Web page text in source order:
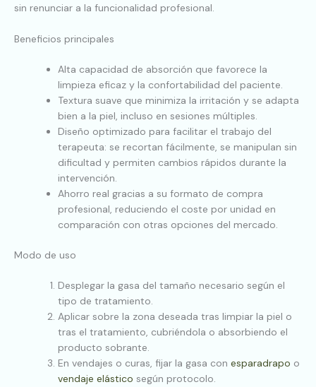
sin renunciar a la funcionalidad profesional.
Beneficios principales
Alta capacidad de absorción que favorece la
limpieza eficaz y la confortabilidad del paciente.
Textura suave que minimiza la irritación y se adapta
bien a la piel, incluso en sesiones múltiples.
Diseño optimizado para facilitar el trabajo del
terapeuta: se recortan fácilmente, se manipulan sin
dificultad y permiten cambios rápidos durante la
intervención.
Ahorro real gracias a su formato de compra
profesional, reduciendo el coste por unidad en
comparación con otras opciones del mercado.
Modo de uso
Desplegar la gasa del tamaño necesario según el
tipo de tratamiento.
Aplicar sobre la zona deseada tras limpiar la piel o
tras el tratamiento, cubriéndola o absorbiendo el
producto sobrante.
En vendajes o curas, fijar la gasa con esparadrapo o
vendaje elástico según protocolo.